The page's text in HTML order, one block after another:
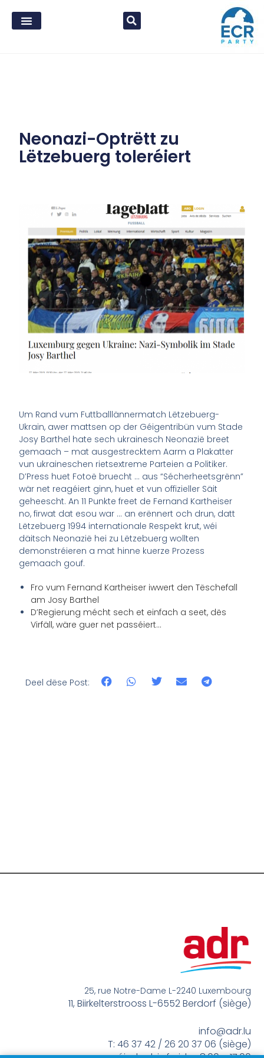
Neonazi-Optrëtt zu
Lëtzebuerg toleréiert
Um Rand vum Futtballlännermatch Lëtzebuerg-
Ukrain, awer mattsen op der Géigentribün vum Stade
Josy Barthel hate sech ukrainesch Neonazië breet
gemaach – mat ausgestrecktem Aarm a Plakatter
vun ukraineschen rietsextreme Parteien a Politiker.
D’Press huet Fotoë bruecht … aus “Sécherheetsgrënn”
wär net reagéiert ginn, huet et vun offizieller Säit
geheescht. An 11 Punkte freet de Fernand Kartheiser
no, firwat dat esou war … an erënnert och drun, datt
Lëtzebuerg 1994 internationale Respekt krut, wéi
däitsch Neonazië hei zu Lëtzebuerg wollten
demonstréieren a mat hinne kuerze Prozess
gemaach gouf.
Fro vum Fernand Kartheiser iwwert den Tëschefall
am Josy Barthel
D’Regierung mécht sech et einfach a seet, dës
Virfäll, wäre guer net passéiert…
Deel dëse Post:
25, rue Notre-Dame L-2240 Luxembourg
11, Biirkelterstrooss L-6552 Berdorf (siège)
info@adr.lu
T: 46 37 42 / 26 20 37 06 (siège)